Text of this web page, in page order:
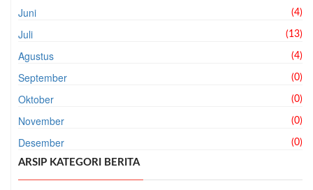
Juni (4)
Juli (13)
Agustus (4)
September (0)
Oktober (0)
November (0)
Desember (0)
ARSIP KATEGORI BERITA